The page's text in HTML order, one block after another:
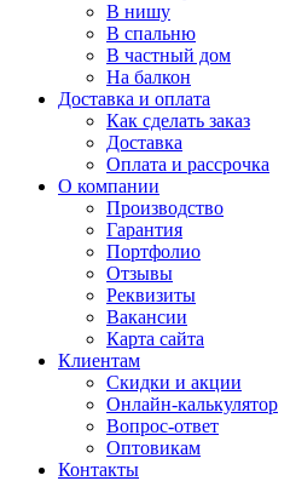
В нишу
В спальню
В частный дом
На балкон
Доставка и оплата
Как сделать заказ
Доставка
Оплата и рассрочка
О компании
Производство
Гарантия
Портфолио
Отзывы
Реквизиты
Вакансии
Карта сайта
Клиентам
Скидки и акции
Онлайн-калькулятор
Вопрос-ответ
Оптовикам
Контакты